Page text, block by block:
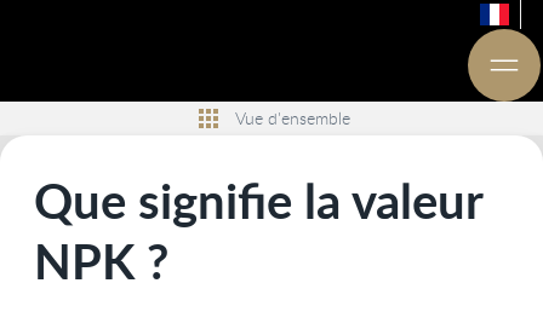
Vue d'ensemble
Que signifie la valeur
NPK ?